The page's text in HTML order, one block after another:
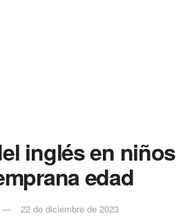
inglés en niños
edad
22 de diciembre de 2023